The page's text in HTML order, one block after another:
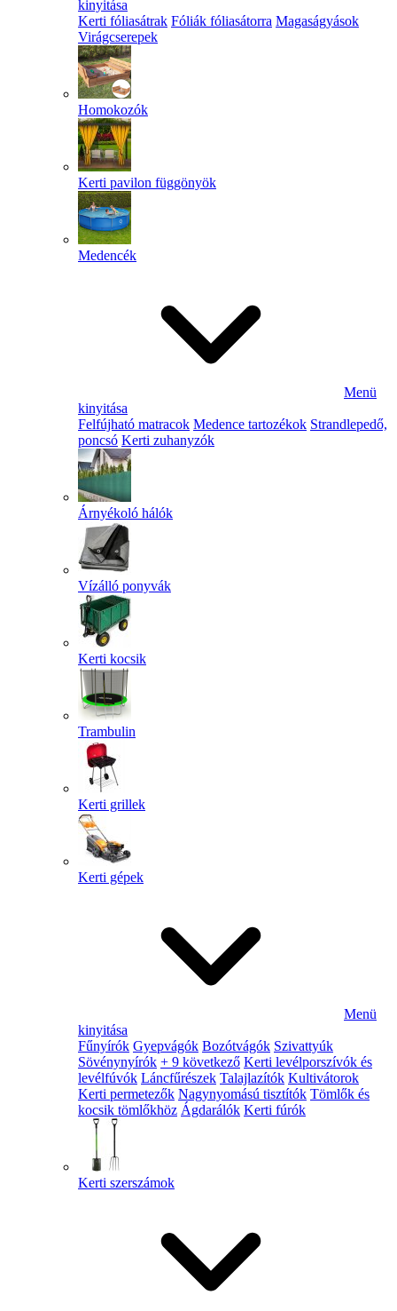
kinyitása
Kerti fóliasátrak Fóliák fóliasátorra Magaságyások
Virágcserepek
Homokozók
Kerti pavilon függönyök
Medencék
Menü
kinyitása
Felfújható matracok Medence tartozékok Strandlepedő,
poncsó Kerti zuhanyzók
Árnyékoló hálók
Vízálló ponyvák
Kerti kocsik
Trambulin
Kerti grillek
Kerti gépek
Menü
kinyitása
Fűnyírók Gyepvágók Bozótvágók Szivattyúk
Sövénynyírók + 9 következő Kerti levélporszívók és
levélfúvók Láncfűrészek Talajlazítók Kultivátorok
Kerti permetezők Nagynyomású tisztítók Tömlők és
kocsik tömlőkhöz Ágdarálók Kerti fúrók
Kerti szerszámok